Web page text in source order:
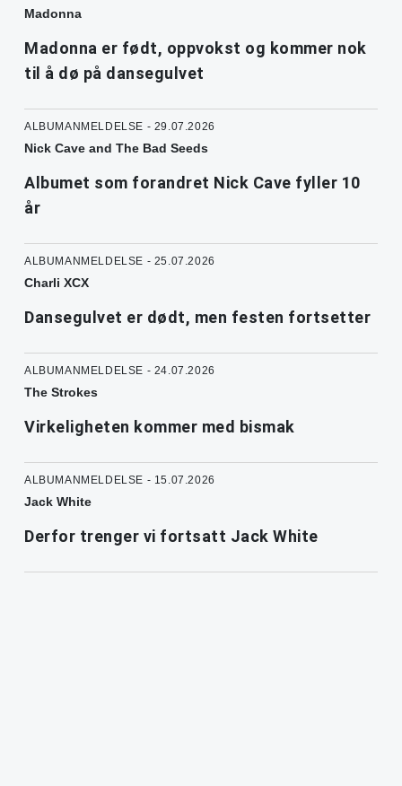
Madonna
Madonna er født, oppvokst og kommer nok
til å dø på dansegulvet
ALBUMANMELDELSE - 29.07.2026
Nick Cave and The Bad Seeds
Albumet som forandret Nick Cave fyller 10
år
ALBUMANMELDELSE - 25.07.2026
Charli XCX
Dansegulvet er dødt, men festen fortsetter
ALBUMANMELDELSE - 24.07.2026
The Strokes
Virkeligheten kommer med bismak
ALBUMANMELDELSE - 15.07.2026
Jack White
Derfor trenger vi fortsatt Jack White